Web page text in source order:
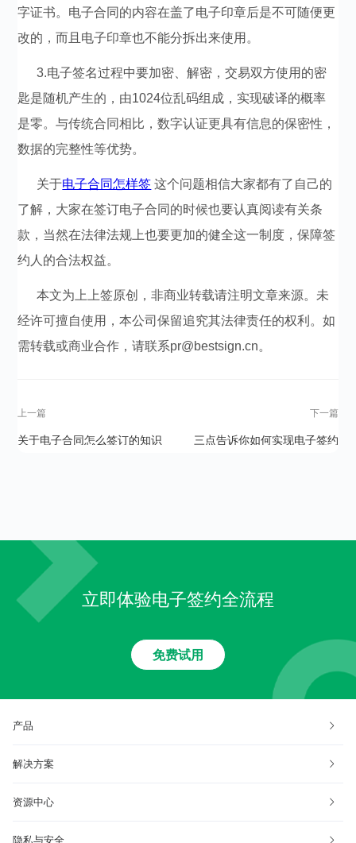
字证书。电子合同的内容在盖了电子印章后是不可随便更
改的，而且电子印章也不能分拆出来使用。
3.电子签名过程中要加密、解密，交易双方使用的密
匙是随机产生的，由1024位乱码组成，实现破译的概率
是零。与传统合同相比，数字认证更具有信息的保密性，
数据的完整性等优势。
关于电子合同怎样签 这个问题相信大家都有了自己的
了解，大家在签订电子合同的时候也要认真阅读有关条
款，当然在法律法规上也要更加的健全这一制度，保障签
约人的合法权益。
本文为上上签原创，非商业转载请注明文章来源。未
经许可擅自使用，本公司保留追究其法律责任的权利。如
需转载或商业合作，请联系pr@bestsign.cn。
上一篇
关于电子合同怎么签订的知识
下一篇
三点告诉你如何实现电子签约
立即体验电子签约全流程
免费试用
产品
解决方案
资源中心
隐私与安全